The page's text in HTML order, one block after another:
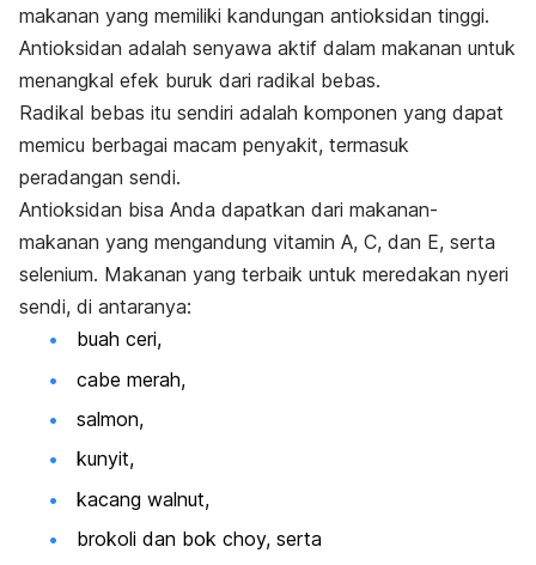
makanan yang memiliki kandungan antioksidan tinggi.
Antioksidan adalah senyawa aktif dalam makanan untuk
menangkal efek buruk dari radikal bebas.
Radikal bebas itu sendiri adalah komponen yang dapat
memicu berbagai macam penyakit, termasuk
peradangan sendi.
Antioksidan bisa Anda dapatkan dari makanan-
makanan yang mengandung vitamin A, C, dan E, serta
selenium. Makanan yang terbaik untuk meredakan nyeri
sendi, di antaranya:
buah ceri,
cabe merah,
salmon,
kunyit,
kacang walnut,
brokoli dan bok choy, serta